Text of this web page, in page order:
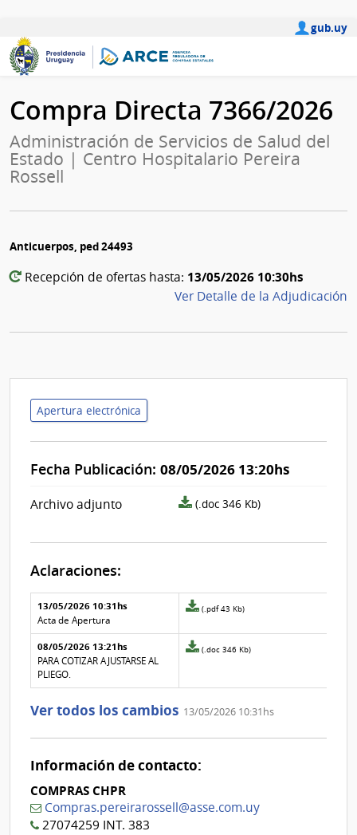
gub.uy
Compra Directa 7366/2026
Administración de Servicios de Salud del
Estado | Centro Hospitalario Pereira
Rossell
Anticuerpos, ped 24493
Recepción de ofertas hasta: 13/05/2026 10:30hs
Ver Detalle de la Adjudicación
Apertura electrónica
Fecha Publicación: 08/05/2026 13:20hs
Archivo adjunto
archivo
(.doc 346 Kb)
Aclaraciones:
Aclaraciones del llamado
Fecha y
texto de
la
aclaración
Archivo
de la
aclaración
13/05/2026 10:31hs
Acta de Apertura
Archivo
de
la
1
(.pdf 43 Kb)
08/05/2026 13:21hs
PARA COTIZAR AJUSTARSE AL
PLIEGO.
Archivo
la
Nº
(.doc 346 Kb)
Ver todos los cambios 13/05/2026 10:31hs
Información de contacto:
COMPRAS CHPR
Compras.pereirarossell@asse.com.uy
27074259 INT. 383